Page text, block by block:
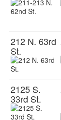
212 N. 63rd
St.
2125 S.
33rd St.